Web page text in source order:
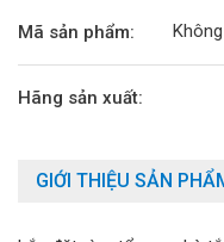
Mã sản phẩm:
Hãng sản xuất:
GIỚI THIỆU SẢN